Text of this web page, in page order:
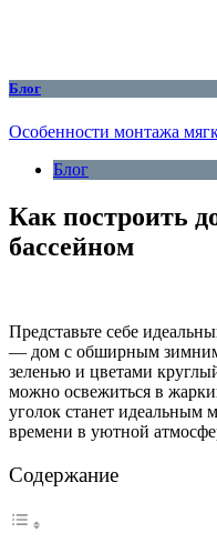
Блог
Особенности монтажа
Блог
Как построить
бассейном
Представьте себе
— дом с обширным зимним
зеленью и цветами
можно освежиться в
уголок станет идеальным
времени в уютной
Содержание